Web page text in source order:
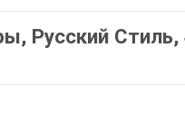
Русский Стиль,